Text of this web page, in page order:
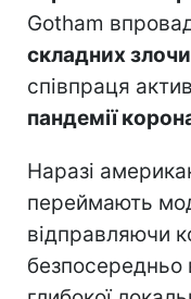
Gotham
складних
співпраця
пандемії
Наразі
переймають
відправляючи
безпосередньо